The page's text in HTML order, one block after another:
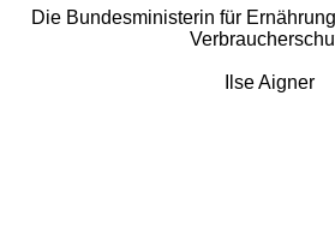
Die Bundesministerin für
Ilse Aigner